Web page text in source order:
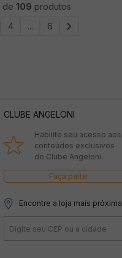
de 109 produtos
4 ... 6
CLUBE ANGELONI
Habilite seu acesso aos
conteúdos exclusivos
do Clube Angeloni.
Faça parte
Encontre a loja mais próxima